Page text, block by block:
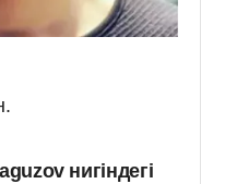
нигіндегі